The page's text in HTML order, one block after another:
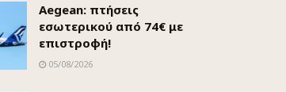
Aegean: πτήσεις
εσωτερικού από 74€ με
επιστροφή!
05/08/2026